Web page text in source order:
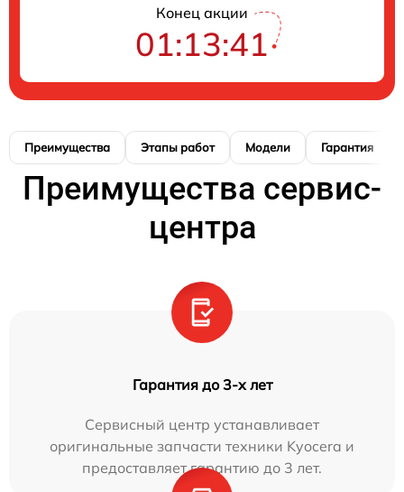
Конец акции
01:13:40
Преимущества Этапы работ Модели Гарантия
Преимущества сервис-
центра
Гарантия до 3-х лет
Сервисный центр устанавливает
оригинальные запчасти техники Kyocera и
предоставляет гарантию до 3 лет.